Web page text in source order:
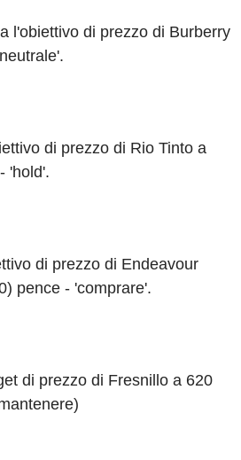
l'obiettivo di prezzo di Burberry
di prezzo di Rio Tinto a
'hold'.
di prezzo di Endeavour
pence - 'comprare'.
di prezzo di Fresnillo a 620